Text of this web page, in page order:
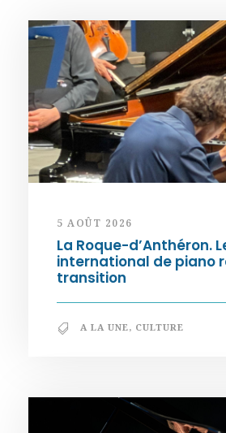
5 AOÛT 2026
La Roque-d’Anthéron.
international de piano
transition
A LA UNE, CULTURE